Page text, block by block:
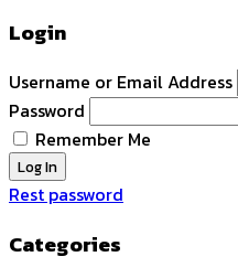
Login
Username or Email Address
Password
Remember Me
Rest password
Categories